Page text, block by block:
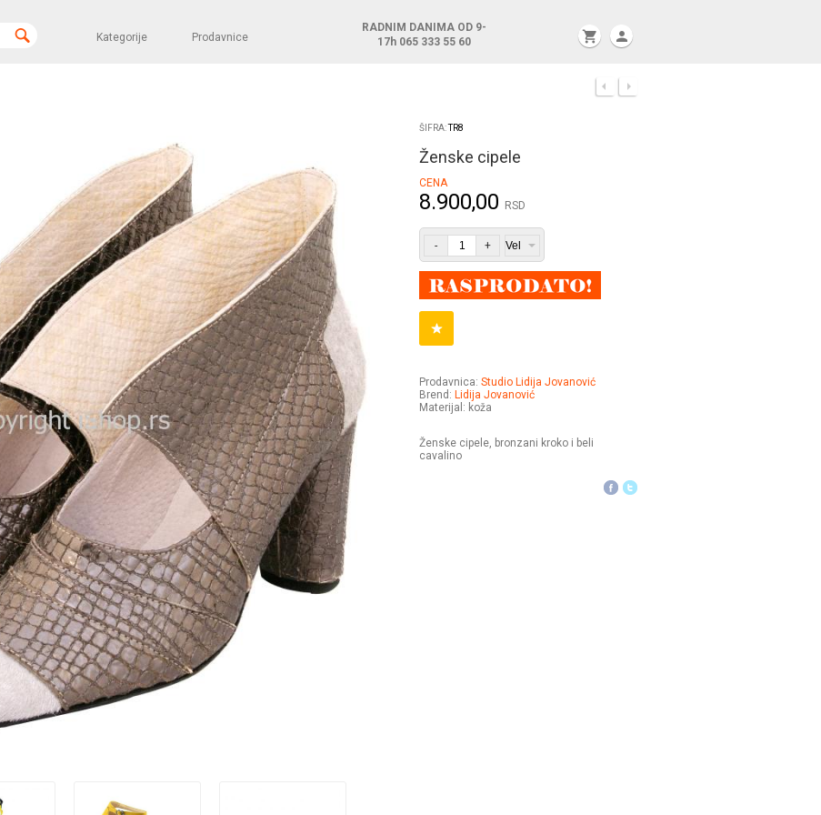
Kategorije Prodavnice
RADNIM DANIMA OD 9-
17h 065 333 55 60 shopping_cart person
ŠIFRA:TR8
Ženske cipele
CENA
8.900,00 RSD
- +
Prodavnica: Studio Lidija Jovanović
Brend: Lidija Jovanović
Materijal: koža
Ženske cipele, bronzani kroko i beli
cavalino